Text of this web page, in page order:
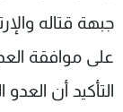
جبهة قتاله
على موافقة
التأكيد أن